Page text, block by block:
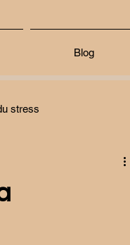
Blog
stress